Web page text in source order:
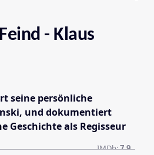
- Klaus
seine persönliche
und dokumentiert
Geschichte als Regisseur
IMDb:7.9